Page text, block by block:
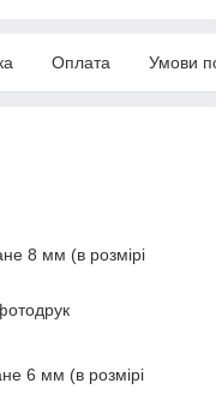
Оплата Умови
8 мм (в розмірі
6 мм (в розмірі